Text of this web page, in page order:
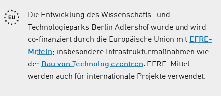
Die Entwicklung des Wissenschafts- und
Technologieparks Berlin Adlershof wurde und wird
co-finanziert durch die Europäische Union mit EFRE-
Mitteln; insbesondere Infrastrukturmaßnahmen wie
der Bau von Technologiezentren. EFRE-Mittel
werden auch für internationale Projekte verwendet.